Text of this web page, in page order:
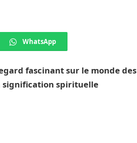
WhatsApp
fascinant sur le monde des
signification spirituelle